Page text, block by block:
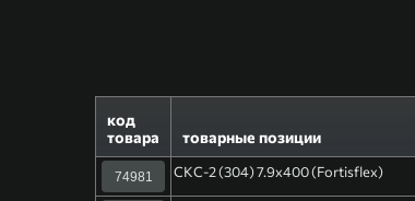
код
товара
товарные позиции
74981 СКС-2 (304) 7.9х400 (Fortisflex)